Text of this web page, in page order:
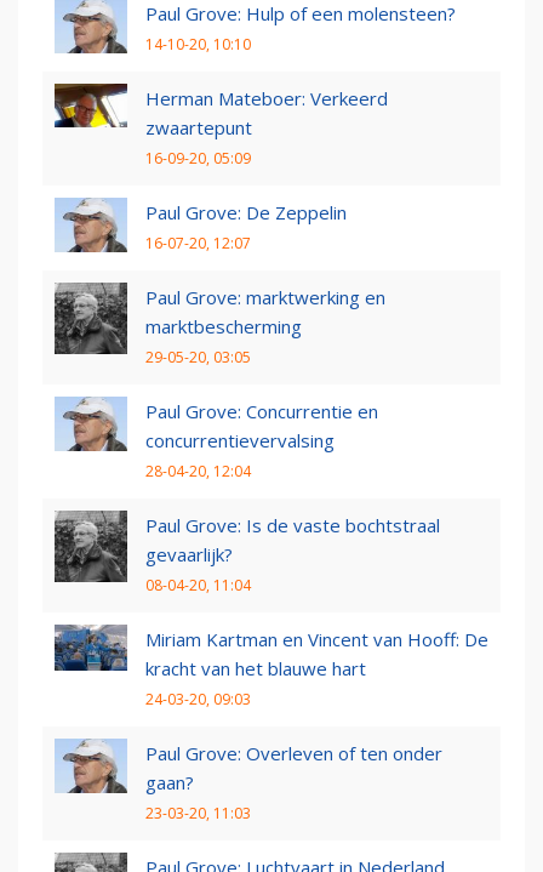
Paul Grove: Hulp of een molensteen?
14-10-20, 10:10
Herman Mateboer: Verkeerd
zwaartepunt
16-09-20, 05:09
Paul Grove: De Zeppelin
16-07-20, 12:07
Paul Grove: marktwerking en
marktbescherming
29-05-20, 03:05
Paul Grove: Concurrentie en
concurrentievervalsing
28-04-20, 12:04
Paul Grove: Is de vaste bochtstraal
gevaarlijk?
08-04-20, 11:04
Miriam Kartman en Vincent van Hooff: De
kracht van het blauwe hart
24-03-20, 09:03
Paul Grove: Overleven of ten onder
gaan?
23-03-20, 11:03